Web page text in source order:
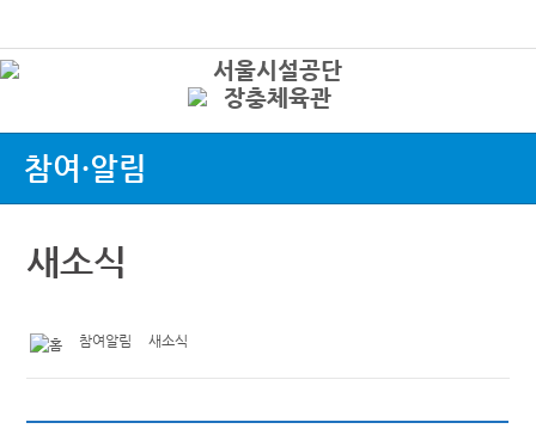
참여·알림
새소식
참여알림 새소식